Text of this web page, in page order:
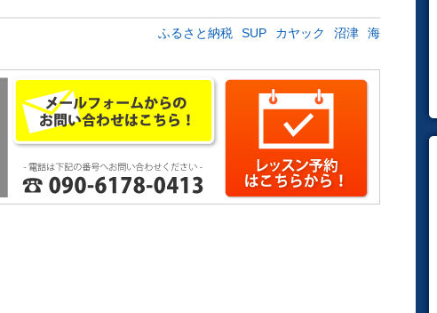
ふるさと納税 SUP カヤック 沼津 海